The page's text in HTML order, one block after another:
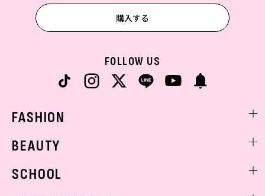
購入する
FOLLOW US
FASHION
着回し
BEAUTY
SCHOOL